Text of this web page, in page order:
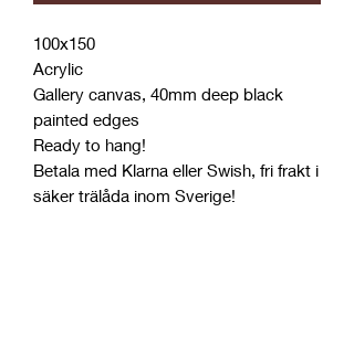
100x150
Acrylic
Gallery canvas, 40mm deep black
painted edges
Ready to hang!
Betala med Klarna eller Swish, fri frakt i
säker trälåda inom Sverige!